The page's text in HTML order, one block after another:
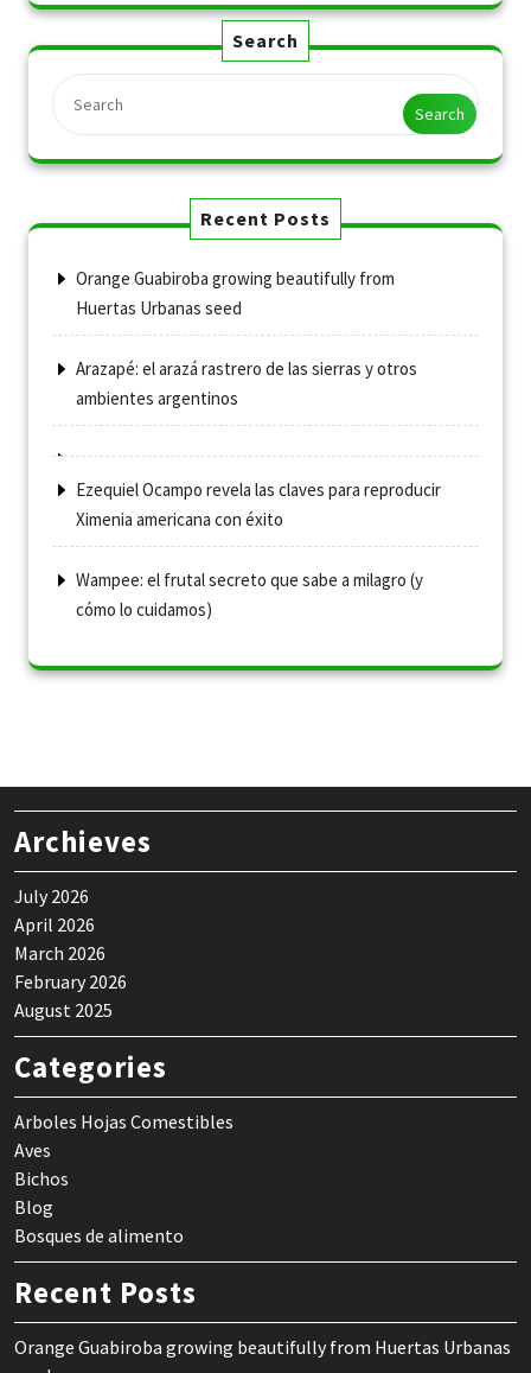
Search
Search
Recent Posts
Orange Guabiroba growing beautifully from
Huertas Urbanas seed
Arazapé: el arazá rastrero de las sierras y otros
ambientes argentinos
Ezequiel Ocampo revela las claves para reproducir
Ximenia americana con éxito
Wampee: el frutal secreto que sabe a milagro (y
cómo lo cuidamos)
Archieves
July 2026
April 2026
March 2026
February 2026
August 2025
Categories
Arboles Hojas Comestibles
Aves
Bichos
Blog
Bosques de alimento
Recent Posts
Orange Guabiroba growing beautifully from Huertas Urbanas